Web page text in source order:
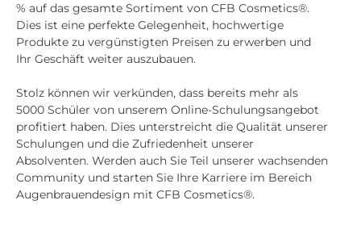
% auf das gesamte Sortiment von CFB Cosmetics®.
Dies ist eine perfekte Gelegenheit, hochwertige
Produkte zu vergünstigten Preisen zu erwerben und
Ihr Geschäft weiter auszubauen.
Stolz können wir verkünden, dass bereits mehr als
5000 Schüler von unserem Online-Schulungsangebot
profitiert haben. Dies unterstreicht die Qualität unserer
Schulungen und die Zufriedenheit unserer
Absolventen. Werden auch Sie Teil unserer wachsenden
Community und starten Sie Ihre Karriere im Bereich
Augenbrauendesign mit CFB Cosmetics®.